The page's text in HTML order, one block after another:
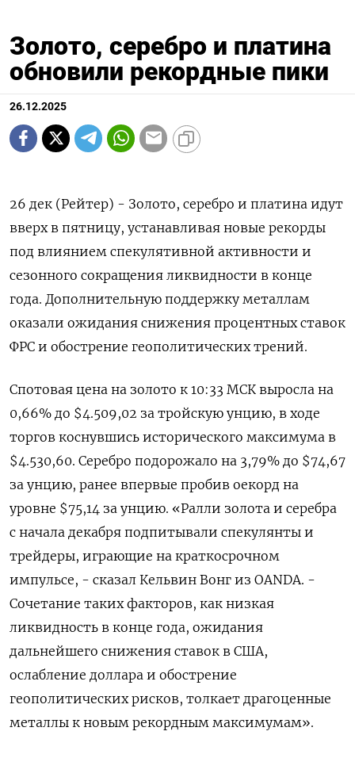
Золото, серебро и платина
обновили рекордные пики
26.12.2025
26 дек (Рейтер) - Золото, серебро и платина идут
вверх в пятницу, устанавливая новые рекорды
под влиянием спекулятивной активности и
сезонного сокращения ликвидности в конце
года. Дополнительную поддержку ⁠металлам
оказали ожидания снижения процентных ставок
ФРС и обострение геополитических трений.
Спотовая цена на золото к 10:33 МСК выросла на
0,66% до $4.509,02 ⁠за тройскую унцию, в ​ходе
торгов коснувшись исторического максимума в
$4.⁠530,60. Серебро подорожало на 3,79% до $74,67
за унцию, ранее впервые пробив оекорд ⁠на
уровне $75,14 за унцию. «Ралли золота и серебра
с начала декабря ‌подпитывали спекулянты и
трейдеры, играющие на краткосрочном
импульсе, - сказал Кельвин Вонг из ‍OANDA. -
Сочетание таких факторов, как низкая
ликвидность в конце года, ожидания
‌дальнейшего снижения ставок в США,
ослабление доллара и обострение
геополитических рисков, толкает драгоценные ​
металлы к новым рекордным максимумам».